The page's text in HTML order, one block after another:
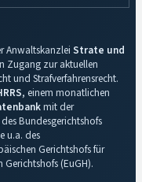
Anwaltskanzlei Strate und
Zugang zur aktuellen
und Strafverfahrensrecht.
, einem monatlichen
mit der
Bundesgerichtshofs
u.a. des
Gerichtshofs für
Gerichtshofs (EuGH).